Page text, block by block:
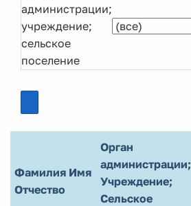
администрации;
учреждение;
сельское
поселение
Фамилия Имя
Отчество
Орган
администрации;
Учреждение;
Сельское